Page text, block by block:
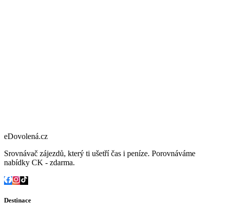
eDovolená.cz
Srovnávač zájezdů, který ti ušetří čas i peníze. Porovnáváme
nabídky CK - zdarma.
Destinace